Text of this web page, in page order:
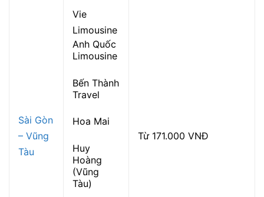
Sài Gòn
– Vũng
Tàu
Vie
Limousine
Anh Quốc
Limousine
Bến Thành
Travel
Hoa Mai
Huy
Hoàng
(Vũng
Tàu)
Từ 171.000 VNĐ